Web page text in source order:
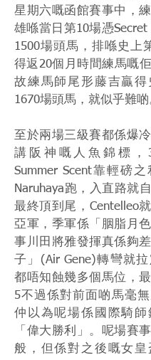
星期六嘅函館賽事中，
雄喺當日第10場憑Secret
1500場頭馬，排喺史上
得返20個月時間練馬嘅
故練馬師尾形藤吉贏得
1670場頭馬，就似乎難啲
至於兩場三級賽都係爆
講阪神嘅人魚錦標，
Summer Scent靠輕磅
Naruhaya跑，入直路就
最終頂到尾，Centelleo
亞軍，季軍係「胭脂月
事川田將雅發揮真係夠
子」(Air Gene)轉彎就拉
都唔知蝕幾多個馬位，
5不過係對前面啲馬毫
仲以為呢場係國際騎師
「偉大勝利」。呢場賽
般，但係對之後嘅女皇